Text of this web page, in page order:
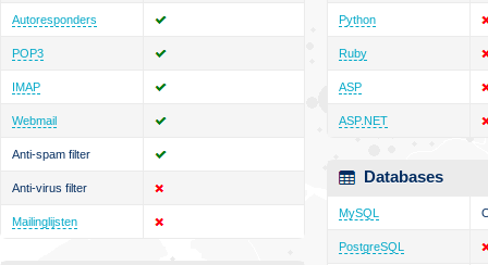
Autoresponders
POP3
IMAP
Webmail
Anti-spam filter
Anti-virus filter
Mailinglijsten
Python
Ruby
ASP
ASP.NET
Databases
MySQL
PostgreSQL